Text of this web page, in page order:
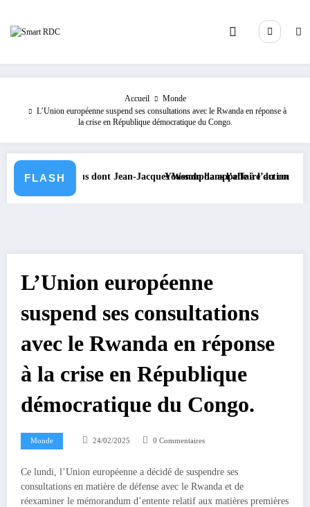
contenu
Accueil
Monde
L’Union européenne suspend ses consultations avec le Rwanda en réponse à
la crise en République démocratique du Congo.
FLASH
dont Jean-Jacques Wondo dans l’affaire du coup d’Etat
Youssoupha appelle à l’action pour Goma
L’Union européenne
suspend ses consultations
avec le Rwanda en réponse
à la crise en République
démocratique du Congo.
Monde 24/02/2025 0 Commentaires
Ce lundi, l’Union européenne a décidé de suspendre ses
consultations en matière de défense avec le Rwanda et de
réexaminer le mémorandum d’entente relatif aux matières premières